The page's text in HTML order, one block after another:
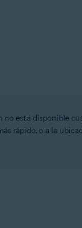
no está disponible
rápido, o a la